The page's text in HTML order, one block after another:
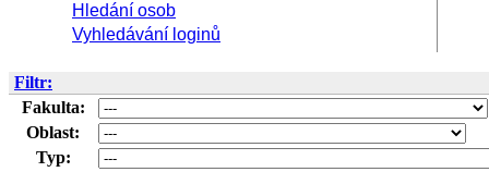
Hledání osob
Vyhledávání loginů
Filtr:
Fakulta:
Oblast:
Typ: